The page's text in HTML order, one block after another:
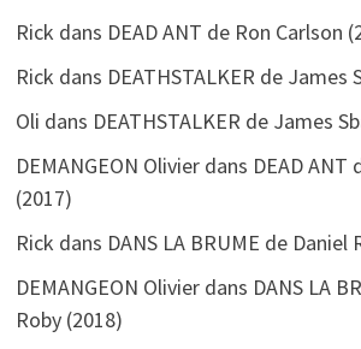
Rick dans DEAD ANT de Ron Carlson
Rick dans DEATHSTALKER de James
Oli dans DEATHSTALKER de James
DEMANGEON Olivierdans DEAD ANT
(2017)
Rick dans DANS LA BRUME de Daniel
DEMANGEON Olivierdans DANS LA
Roby (2018)